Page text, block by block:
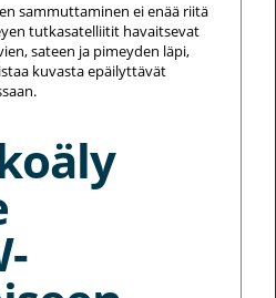
sammuttaminen ei enää riitä
tutkasatelliitit havaitsevat
sateen ja pimeyden läpi,
kuvasta epäilyttävät